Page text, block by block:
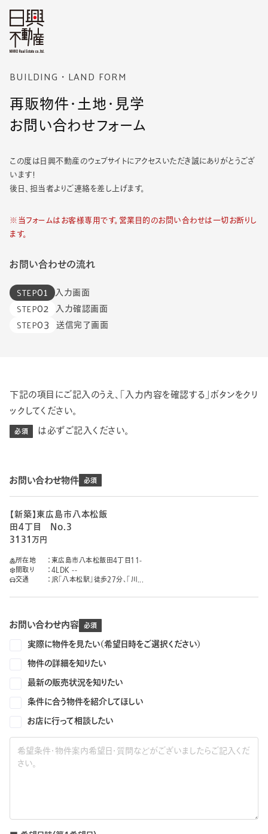
BUILDING・LAND FORM
再販物件・土地・見学
お問い合わせフォーム
この度は日興不動産のウェブサイトにアクセスいただき誠にありがとうござ
います！
後日、担当者よりご連絡を差し上げます。
※当フォームはお客様専用です。営業目的のお問い合わせは一切お断りし
ます。
お問い合わせの流れ
STEP01 入力画面
STEP02 入力確認画面
STEP03 送信完了画面
下記の項目にご記入のうえ、「入力内容を確認する」ボタンをクリ
ックしてください。
必須 は必ずご記入ください。
お問い合わせ物件
【新築】東広島市八本松飯
田4丁目 No.3
3131 万円
所在地
東広島市八本松飯田4丁目11-
間取り
4LDK --
交通
JR「八本松駅」徒歩27分、「川...
お問い合わせ内容
実際に物件を見たい（希望日時をご選択ください）
物件の詳細を知りたい
最新の販売状況を知りたい
条件に合う物件を紹介してほしい
お店に行って相談したい